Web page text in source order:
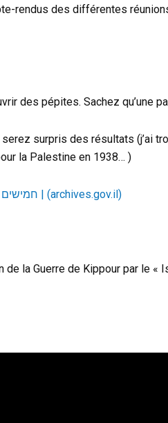
rendus des différentes
des pépites. Sachez qu’une
surpris des résultats (j’ai
la Palestine en 1938… )
חמישים שנה למלחמת יום הכיפורים *חשיפה מיוחדת* | פרסומים | (archives.gov.il)
la Guerre de Kippour par le «